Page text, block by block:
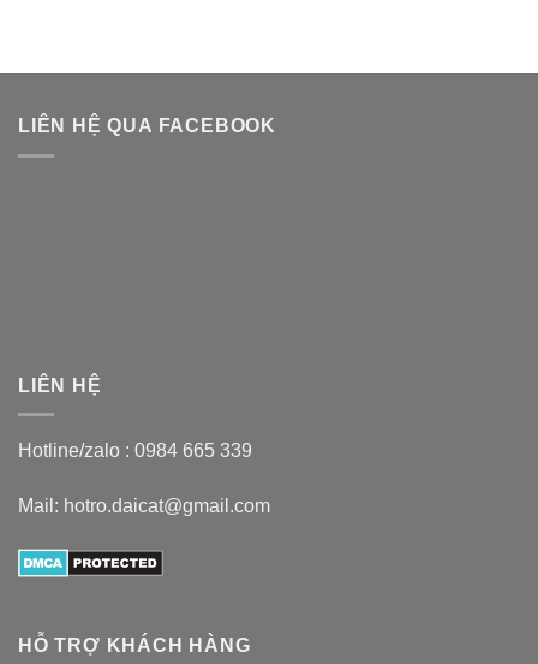
LIÊN HỆ QUA FACEBOOK
LIÊN HỆ
Hotline/zalo : 0984 665 339
Mail: hotro.daicat@gmail.com
HỖ TRỢ KHÁCH HÀNG